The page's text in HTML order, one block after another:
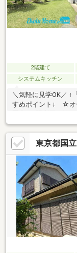
2階建て
システムキッチン
＼気軽に見学OK／ ↑
すめポイント↓ ☆オ
♪◆生活に彩りを与
お手入れされていま
☆◆カースペース2台
です！◆徒歩15分圏
歩約5分圏内で親御
細は下記の「プレ
軽にお問い合わせく
東京都国